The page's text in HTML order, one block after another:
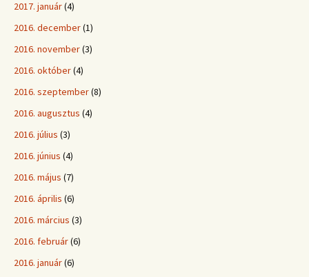
2017. január(4)
2016. december(1)
2016. november(3)
2016. október(4)
2016. szeptember(8)
2016. augusztus (4)
2016. július (3)
2016. június (4)
2016. május (7)
2016. április (6)
2016. március (3)
2016. február(6)
2016. január(6)